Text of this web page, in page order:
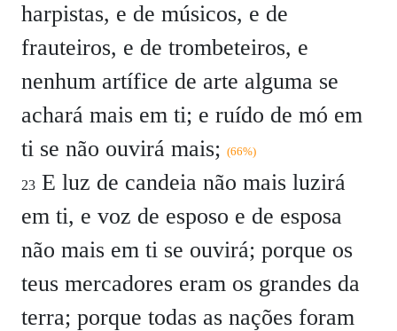
harpistas, e de músicos, e de
frauteiros, e de trombeteiros, e
nenhum artífice de arte alguma se
achará mais em ti; e ruído de mó em
ti se não ouvirá mais; (66%)
23 E luz de candeia não mais luzirá
em ti, e voz de esposo e de esposa
não mais em ti se ouvirá; porque os
teus mercadores eram os grandes da
terra; porque todas as nações foram